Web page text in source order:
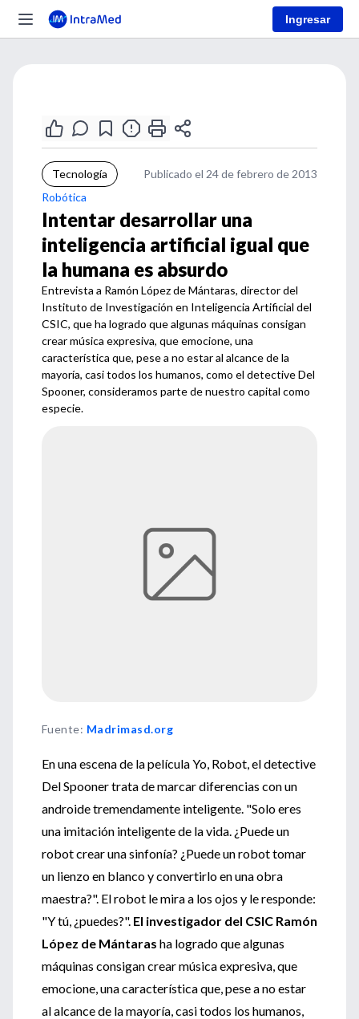
Ingresar
Tecnología
Publicado el 24 de febrero de 2013
Robótica
Intentar desarrollar una
inteligencia artificial igual que
la humana es absurdo
Entrevista a Ramón López de Mántaras, director del
Instituto de Investigación en Inteligencia Artificial del
CSIC, que ha logrado que algunas máquinas consigan
crear música expresiva, que emocione, una
característica que, pese a no estar al alcance de la
mayoría, casi todos los humanos, como el detective Del
Spooner, consideramos parte de nuestro capital como
especie.
Fuente: Madrimasd.org
En una escena de la película Yo, Robot, el detective
Del Spooner trata de marcar diferencias con un
androide tremendamente inteligente. "Solo eres
una imitación inteligente de la vida. ¿Puede un
robot crear una sinfonía? ¿Puede un robot tomar
un lienzo en blanco y convertirlo en una obra
maestra?". El robot le mira a los ojos y le responde:
"Y tú, ¿puedes?". El investigador del CSIC Ramón
López de Mántaras ha logrado que algunas
máquinas consigan crear música expresiva, que
emocione, una característica que, pese a no estar
al alcance de la mayoría, casi todos los humanos,